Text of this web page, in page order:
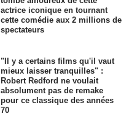
actrice iconique en tournant
cette comédie aux 2 millions de
spectateurs
"Il y a certains films qu'il vaut
mieux laisser tranquilles" :
Robert Redford ne voulait
absolument pas de remake
pour ce classique des années
70